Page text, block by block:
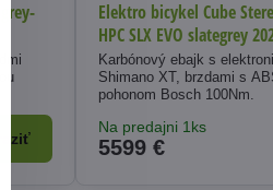
Elektro bicykel Cube
HPC SLX EVO slategrey
Karbónový ebajk s
Shimano XT, brzdami s
pohonom Bosch 100Nm.
Na predajni 1ks
5599 €